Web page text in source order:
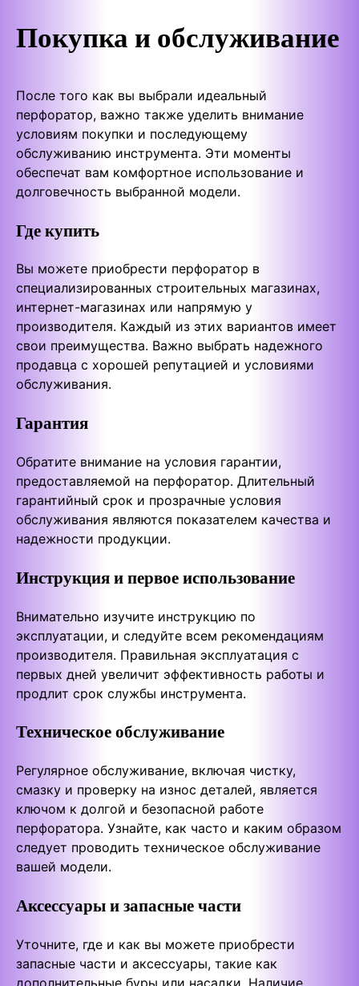
Покупка и обслуживание
После того как вы выбрали идеальный
перфоратор, важно также уделить внимание
условиям покупки и последующему
обслуживанию инструмента. Эти моменты
обеспечат вам комфортное использование и
долговечность выбранной модели.
Где купить
Вы можете приобрести перфоратор в
специализированных строительных магазинах,
интернет-магазинах или напрямую у
производителя. Каждый из этих вариантов имеет
свои преимущества. Важно выбрать надежного
продавца с хорошей репутацией и условиями
обслуживания.
Гарантия
Обратите внимание на условия гарантии,
предоставляемой на перфоратор. Длительный
гарантийный срок и прозрачные условия
обслуживания являются показателем качества и
надежности продукции.
Инструкция и первое использование
Внимательно изучите инструкцию по
эксплуатации, и следуйте всем рекомендациям
производителя. Правильная эксплуатация с
первых дней увеличит эффективность работы и
продлит срок службы инструмента.
Техническое обслуживание
Регулярное обслуживание, включая чистку,
смазку и проверку на износ деталей, является
ключом к долгой и безопасной работе
перфоратора. Узнайте, как часто и каким образом
следует проводить техническое обслуживание
вашей модели.
Аксессуары и запасные части
Уточните, где и как вы можете приобрести
запасные части и аксессуары, такие как
дополнительные буры или насадки. Наличие